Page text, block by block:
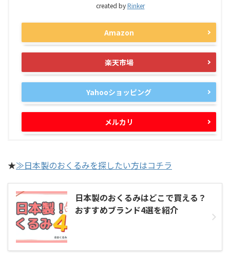
created byRinker
Amazon
楽天市場
Yahooショッピング
メルカリ
★≫日本製のおくるみを探したい方はコチラ
日本製のおくるみはどこで買える？
おすすめブランド4選を紹介